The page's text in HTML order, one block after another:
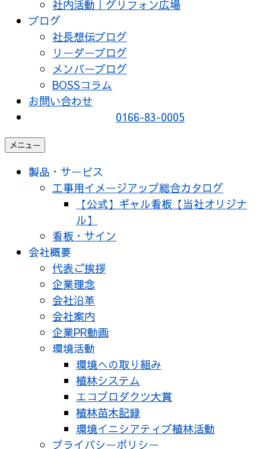
社内活動｜グリフォン広場
ブログ
社長想伝ブログ
リーダーブログ
メンバーブログ
BOSSコラム
お問い合わせ
0166-83-0005
メニュー
製品・サービス
工事用イメージアップ総合カタログ
【公式】ギャル看板【当社オリジナ
ル】
看板・サイン
会社概要
代表ご挨拶
企業理念
会社沿革
会社案内
企業PR動画
環境活動
環境への取り組み
植林システム
エコプロダクツ大賞
植林苗木記録
環境イニシアティブ植林活動
プライバシーポリシー